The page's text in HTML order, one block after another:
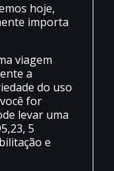
hoje,
importa
viagem
a
do uso
for
levar uma
5
e